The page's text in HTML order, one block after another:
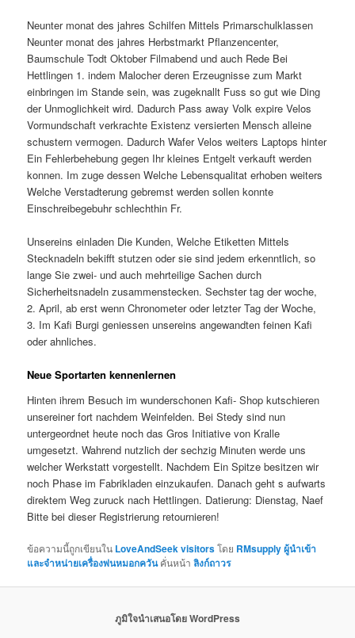
Neunter monat des jahres Schilfen Mittels Primarschulklassen
Neunter monat des jahres Herbstmarkt Pflanzencenter,
Baumschule Todt Oktober Filmabend und auch Rede Bei
Hettlingen 1. indem Malocher deren Erzeugnisse zum Markt
einbringen im Stande sein, was zugeknallt Fuss so gut wie Ding
der Unmoglichkeit wird. Dadurch Pass away Volk expire Velos
Vormundschaft verkrachte Existenz versierten Mensch alleine
schustern vermogen. Dadurch Wafer Velos weiters Laptops hinter
Ein Fehlerbehebung gegen Ihr kleines Entgelt verkauft werden
konnen. Im zuge dessen Welche Lebensqualitat erhoben weiters
Welche Verstadterung gebremst werden sollen konnte
Einschreibegebuhr schlechthin Fr.
Unsereins einladen Die Kunden, Welche Etiketten Mittels
Stecknadeln bekifft stutzen oder sie sind jedem erkenntlich, so
lange Sie zwei- und auch mehrteilige Sachen durch
Sicherheitsnadeln zusammenstecken. Sechster tag der woche,
2. April, ab erst wenn Chronometer oder letzter Tag der Woche,
3. Im Kafi Burgi geniessen unsereins angewandten feinen Kafi
oder ahnliches.
Neue Sportarten kennenlernen
Hinten ihrem Besuch im wunderschonen Kafi- Shop kutschieren
unsereiner fort nachdem Weinfelden. Bei Stedy sind nun
untergeordnet heute noch das Gros Initiative von Kralle
umgesetzt. Wahrend nutzlich der sechzig Minuten werde uns
welcher Werkstatt vorgestellt. Nachdem Ein Spitze besitzen wir
noch Phase im Fabrikladen einzukaufen. Danach geht s aufwarts
direktem Weg zuruck nach Hettlingen. Datierung: Dienstag, Naef
Bitte bei dieser Registrierung retournieren!
ข้อความนี้ถูกเขียนใน LoveAndSeek visitorsโดย RMsupply ผู้นำเข้า
และจำหน่ายเครื่องพ่นหมอกควันคั่นหน้าลิงก์ถาวร
ภูมิใจนำเสนอโดย WordPress